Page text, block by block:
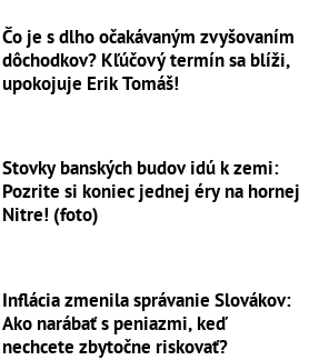
Čo je s dlho očakávaným zvyšovaním
dôchodkov? Kľúčový termín sa blíži,
upokojuje Erik Tomáš!
Stovky banských budov idú k zemi:
Pozrite si koniec jednej éry na hornej
Nitre! (foto)
Inflácia zmenila správanie Slovákov:
Ako narábať s peniazmi, keď
nechcete zbytočne riskovať?